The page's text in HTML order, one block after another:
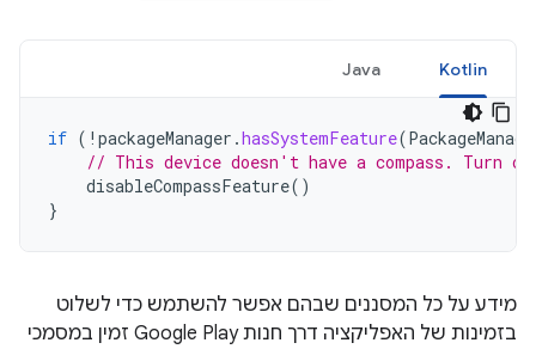
Kotlin
Java
if ( ! packageManager .hasSystemFeature(
// This device doesn't have a compass. Turn
disableCompassFeature()
}
מידע על כל המסננים שבהם אפשר להשתמש כדי לשלוט
בזמינות של האפליקציה דרך חנות Google Play זמין במסמכי